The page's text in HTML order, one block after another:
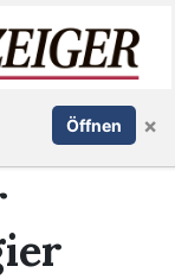
Anmelden
Öffnen ×